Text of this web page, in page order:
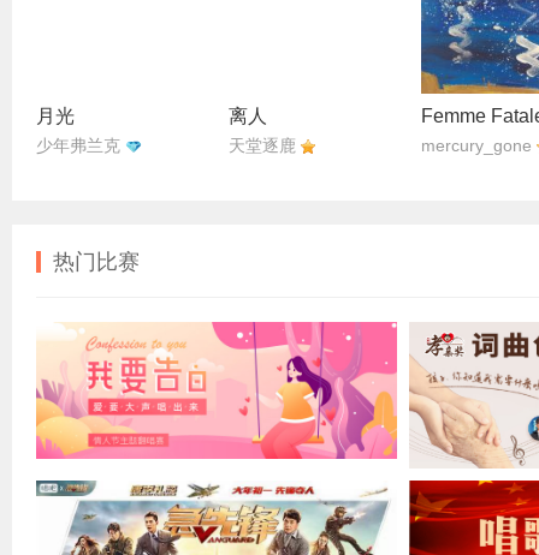
月光
少年弗兰克
离人
天堂逐鹿 mercury_gone
热门比赛